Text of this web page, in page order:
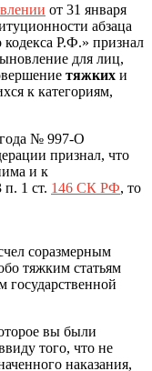
от 31 января
абзаца
кодекса Р.Ф.» признал
для лиц,
тяжких и
к категориям,
№ 997-О
признал, что
и к
1 ст. 146 СК РФ, то
соразмерным
тяжким статьям
государственной
вы были
того, что не
наказания,